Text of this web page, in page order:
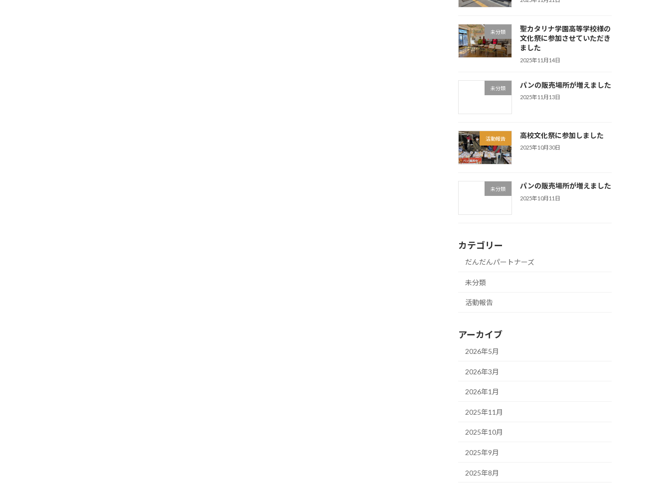
未分類
聖カタリナ学園高等学校様の
文化祭に参加させていただき
ました
2025年11月14日
未分類 パンの販売場所が増えました
2025年11月13日
活動報告 高校文化祭に参加しました
2025年10月30日
未分類 パンの販売場所が増えました
2025年10月11日
カテゴリー
だんだんパートナーズ
未分類
活動報告
アーカイブ
2026年5月
2026年3月
2026年1月
2025年11月
2025年10月
2025年9月
2025年8月